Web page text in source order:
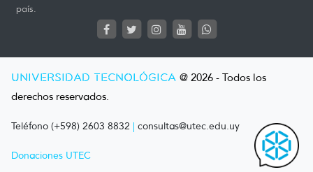
país.
UNIVERSIDAD TECNOLÓGICA @ 2026 - Todos los
derechos reservados.
Teléfono (+598) 2603 8832 | consultas@utec.edu.uy
Donaciones UTEC